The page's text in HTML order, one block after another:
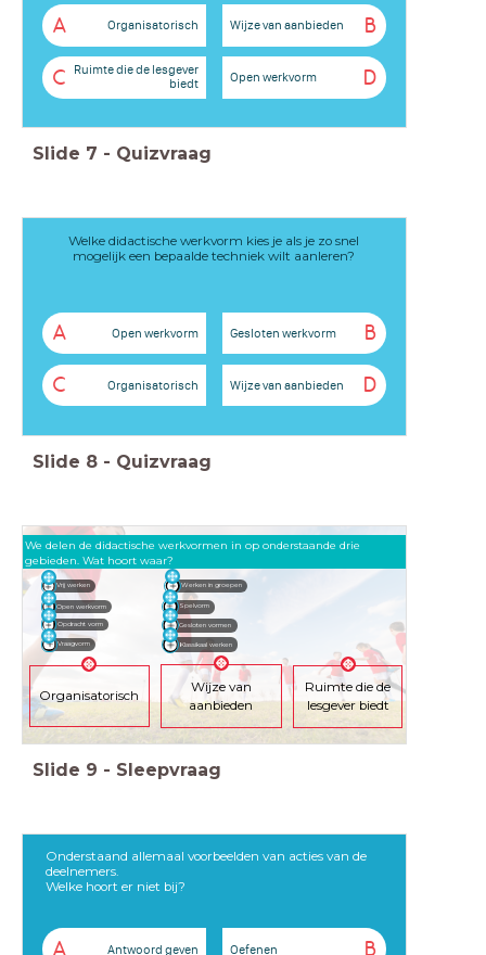
A Organisatorisch B
Wijze van aanbieden
C
Ruimte die de lesgever
biedt
D
Open werkvorm
Slide 7 - Quizvraag
Welke didactische werkvorm kies je als je zo snel
mogelijk een bepaalde techniek wilt aanleren?
A Open werkvorm B
Gesloten werkvorm
C Organisatorisch D
Wijze van aanbieden
Slide 8 - Quizvraag
We delen de didactische werkvormen in op onderstaande drie
gebieden. Wat hoort waar?
Organisatorisch
Wijze van
aanbieden
Ruimte die de
lesgever biedt
Vrij werken
Open werkvorm
Opdracht vorm
Vraagvorm
Werken in groepen
Spelvorm
Gesloten vormen
Klassikaal werken
Slide 9 - Sleepvraag
Onderstaand allemaal voorbeelden van acties van de
deelnemers.
Welke hoort er niet bij?
A Antwoord geven B
Oefenen